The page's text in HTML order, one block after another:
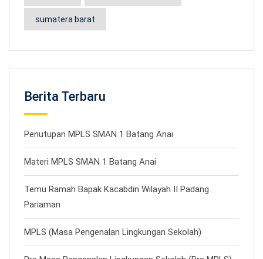
sumatera barat
Berita Terbaru
Penutupan MPLS SMAN 1 Batang Anai
Materi MPLS SMAN 1 Batang Anai
Temu Ramah Bapak Kacabdin Wilayah II Padang
Pariaman
MPLS (Masa Pengenalan Lingkungan Sekolah)